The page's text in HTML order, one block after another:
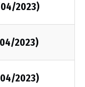
2023)
2023)
2023)